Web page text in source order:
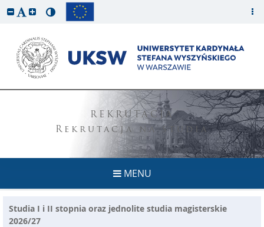
REKRUTACJA
Rekrutacja na studia
MENU
Studia I i II stopnia oraz jednolite studia magisterskie
2026/27